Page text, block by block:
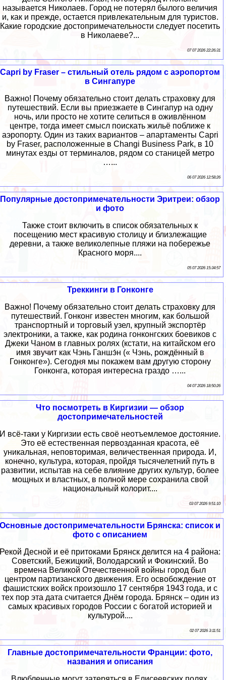
называется Николаев. Город не потерял былого величия
и, как и прежде, остается привлекательным для туристов.
Какие городские достопримечательности следует посетить
в Николаеве?...
07 07 2026 22:26:31
Capri by Fraser – стильный отель рядом с аэропортом
в Сингапуре
Важно! Почему обязательно стоит делать страховку для
путешествий. Если вы приезжаете в Сингапур на одну
ночь, или просто не хотите селиться в оживлённом
центре, тогда имеет смысл поискать жильё поближе к
аэропорту. Один из таких вариантов – апартаменты Capri
by Fraser, расположенные в Changi Business Park, в 10
минутах езды от терминалов, рядом со станицей метро
…...
06 07 2026 12:58:26
Популярные достопримечательности Эритреи: обзор
и фото
Также стоит включить в список обязательных к
посещению мест красивую столицу и близлежащие
деревни, а также великолепные пляжи на побережье
Красного моря....
05 07 2026 15:34:57
Треккинги в Гонконге
Важно! Почему обязательно стоит делать страховку для
путешествий. Гонконг известен многим, как большой
транспортный и торговый узел, крупный экспортёр
электроники, а также, как родина гонконгских боевиков с
Джеки Чаном в главных ролях (кстати, на китайском его
имя звучит как Чэнь Ганшэ́н (« Чэнь, рождённый в
Гонконге»). Сегодня мы покажем вам другую сторону
Гонконга, которая интересна граздо …...
04 07 2026 18:50:26
Что посмотреть в Киргизии — обзор
достопримечательностей
И всё-таки у Киргизии есть своё неотъемлемое достояние.
Это её естественная первозданная красота, её
уникальная, неповторимая, величественная природа. И,
конечно, культура, которая, пройдя тысячелетний путь в
развитии, испытав на себе влияние других культур, более
мощных и властных, в полной мере сохранила свой
национальный колорит....
03 07 2026 9:51:10
Основные достопримечательности Брянска: список и
фото с описанием
Рекой Десной и её притоками Брянск делится на 4 района:
Советский, Бежицкий, Володарский и Фокинский. Во
времена Великой Отечественной войны город был
центром партизанского движения. Его освобождение от
фашистских войск произошло 17 сентября 1943 года, и с
тех пор эта дата считается Днём города. Брянск – один из
самых красивых городов России с богатой историей и
культурой....
02 07 2026 3:11:51
Главные достопримечательности Франции: фото,
названия и описания